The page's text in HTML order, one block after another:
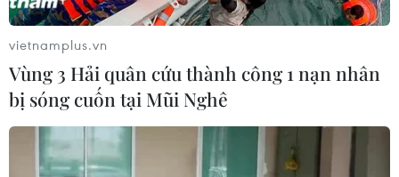
vietnamplus.vn
Vùng 3 Hải quân cứu thành công 1 nạn nhân
bị sóng cuốn tại Mũi Nghê